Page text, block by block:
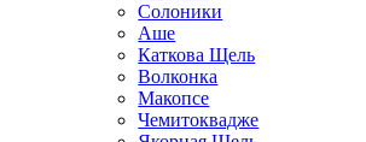
Солоники
Аше
Каткова Щель
Волконка
Макопсе
Чемитоквадже